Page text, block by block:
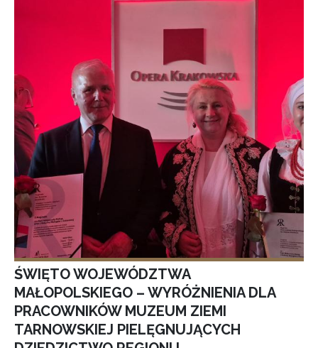
ŚWIĘTO WOJEWÓDZTWA
MAŁOPOLSKIEGO – WYRÓŻNIENIA DLA
PRACOWNIKÓW MUZEUM ZIEMI
TARNOWSKIEJ PIELĘGNUJĄCYCH